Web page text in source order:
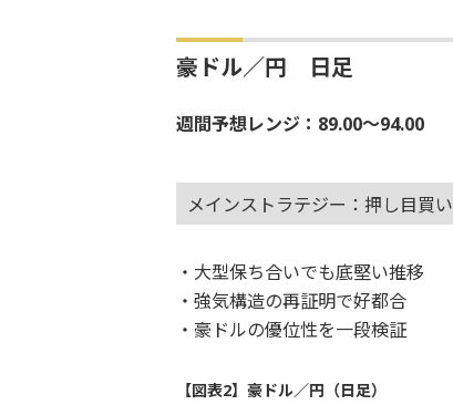
豪ドル／円 日足
週間予想レンジ：89.00～94.00
メインストラテジー：押し目買い
・大型保ち合いでも底堅い推移
・強気構造の再証明で好都合
・豪ドルの優位性を一段検証
【図表2】豪ドル／円（日足）